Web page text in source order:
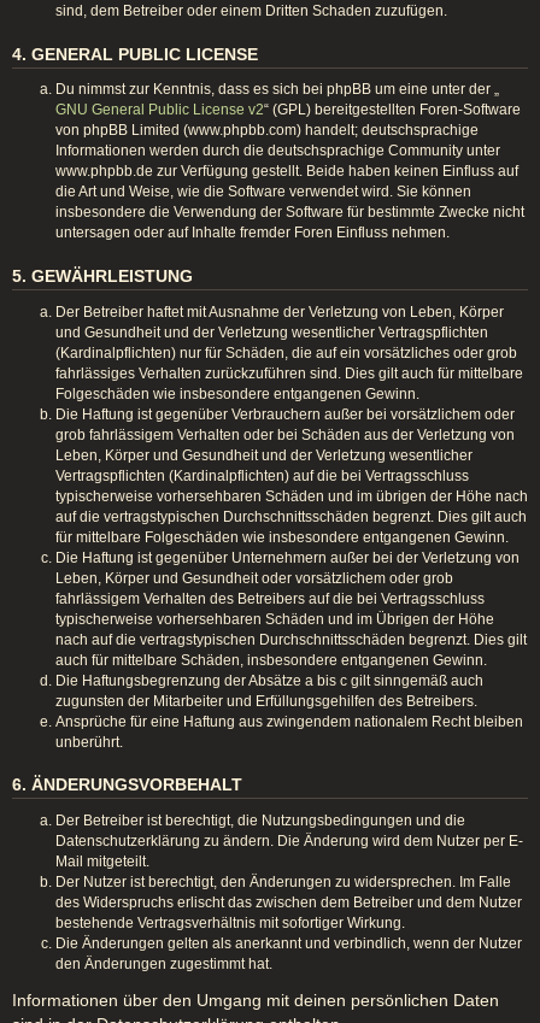
sind, dem Betreiber oder einem Dritten Schaden zuzufügen.
4. GENERAL PUBLIC LICENSE
Du nimmst zur Kenntnis, dass es sich bei phpBB um eine unter der „
GNU General Public License v2“ (GPL) bereitgestellten Foren-Software
von phpBB Limited (www.phpbb.com) handelt; deutschsprachige
Informationen werden durch die deutschsprachige Community unter
www.phpbb.de zur Verfügung gestellt. Beide haben keinen Einfluss auf
die Art und Weise, wie die Software verwendet wird. Sie können
insbesondere die Verwendung der Software für bestimmte Zwecke nicht
untersagen oder auf Inhalte fremder Foren Einfluss nehmen.
5. GEWÄHRLEISTUNG
Der Betreiber haftet mit Ausnahme der Verletzung von Leben, Körper
und Gesundheit und der Verletzung wesentlicher Vertragspflichten
(Kardinalpflichten) nur für Schäden, die auf ein vorsätzliches oder grob
fahrlässiges Verhalten zurückzuführen sind. Dies gilt auch für mittelbare
Folgeschäden wie insbesondere entgangenen Gewinn.
Die Haftung ist gegenüber Verbrauchern außer bei vorsätzlichem oder
grob fahrlässigem Verhalten oder bei Schäden aus der Verletzung von
Leben, Körper und Gesundheit und der Verletzung wesentlicher
Vertragspflichten (Kardinalpflichten) auf die bei Vertragsschluss
typischerweise vorhersehbaren Schäden und im übrigen der Höhe nach
auf die vertragstypischen Durchschnittsschäden begrenzt. Dies gilt auch
für mittelbare Folgeschäden wie insbesondere entgangenen Gewinn.
Die Haftung ist gegenüber Unternehmern außer bei der Verletzung von
Leben, Körper und Gesundheit oder vorsätzlichem oder grob
fahrlässigem Verhalten des Betreibers auf die bei Vertragsschluss
typischerweise vorhersehbaren Schäden und im Übrigen der Höhe
nach auf die vertragstypischen Durchschnittsschäden begrenzt. Dies gilt
auch für mittelbare Schäden, insbesondere entgangenen Gewinn.
Die Haftungsbegrenzung der Absätze a bis c gilt sinngemäß auch
zugunsten der Mitarbeiter und Erfüllungsgehilfen des Betreibers.
Ansprüche für eine Haftung aus zwingendem nationalem Recht bleiben
unberührt.
6. ÄNDERUNGSVORBEHALT
Der Betreiber ist berechtigt, die Nutzungsbedingungen und die
Datenschutzerklärung zu ändern. Die Änderung wird dem Nutzer per E-
Mail mitgeteilt.
Der Nutzer ist berechtigt, den Änderungen zu widersprechen. Im Falle
des Widerspruchs erlischt das zwischen dem Betreiber und dem Nutzer
bestehende Vertragsverhältnis mit sofortiger Wirkung.
Die Änderungen gelten als anerkannt und verbindlich, wenn der Nutzer
den Änderungen zugestimmt hat.
Informationen über den Umgang mit deinen persönlichen Daten